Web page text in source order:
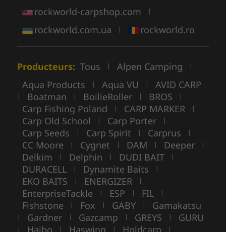
rockworld-carpshop.com |
rockworld.com.ua | rockworld.ro
Producteurs: Tous | Alpen Camping |
Aqua Products | Aqua VU | AVID CARP
| Boatman | BoilieRoller | BROS |
Carp Fishing Poland | CARP MARKER |
Carp Old School | Carp Porter |
Carp Seeds | Carp Spirit | Carprus |
CC Moore | Cygnet | DAM | Deeper |
Delkim | Delphin | DUDI BAIT |
DURACELL | Dynamite Baits |
EKO BAITS | ENERGIZER |
EnterpriseTackle | ESP | FIL |
Fishstone | Fox | GABY | Gamakatsu
| Gardner | Gazcamp | GREYS | GURU
| Haibo | Haswing | Holdcarp |